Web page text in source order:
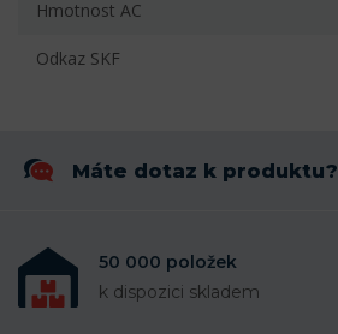
Hmotnost AC
Odkaz SKF
Máte dotaz k produktu?
50 000 položek
k dispozici skladem